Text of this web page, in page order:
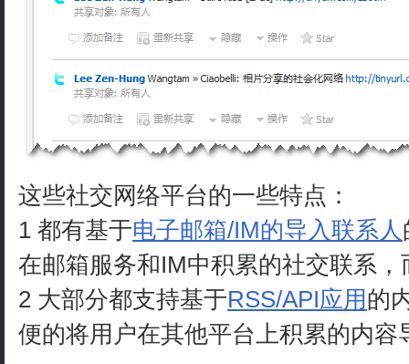
这些社交网络平台的一些特点：
1 都有基于电子邮箱/IM的导入联系人
在邮箱服务和IM中积累的社交联系
2 大部分都支持基于RSS/API应用的
便的将用户在其他平台上积累的内容